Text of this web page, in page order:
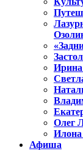
Олег
Афиша